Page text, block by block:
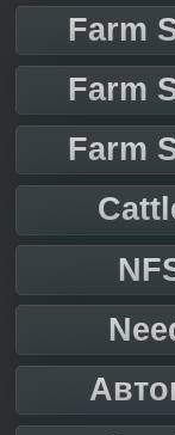
Farm
Farm
Farm